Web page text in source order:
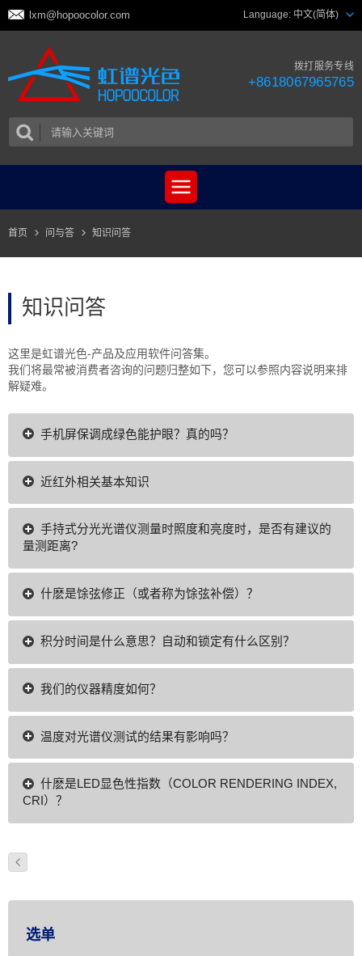
lxm@hopoocolor.com Language: 中文(简体)
拨打服务专线
+8618067965765
首页 问与答 知识问答
知识问答
这里是虹谱光色-产品及应用软件问答集。
我们将最常被消费者咨询的问题归整如下，您可以参照内容说明来排
解疑难。
手机屏保调成绿色能护眼？真的吗？
近红外相关基本知识
手持式分光光谱仪测量时照度和亮度时，是否有建议的
量测距离?
什麽是馀弦修正（或者称为馀弦补偿）？
积分时间是什么意思？自动和锁定有什么区别？
我们的仪器精度如何？
温度对光谱仪测试的结果有影响吗？
什麽是LED显色性指数（COLOR RENDERING INDEX,
CRI）？
选单